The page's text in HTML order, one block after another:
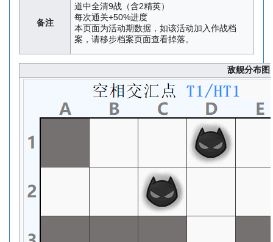
备注
道中全清9战（含2精英）
每次通关+50%进度
本页面为活动期数据，如该活动加入作战档
案，请移步档案页面查看掉落。
敌舰分布图